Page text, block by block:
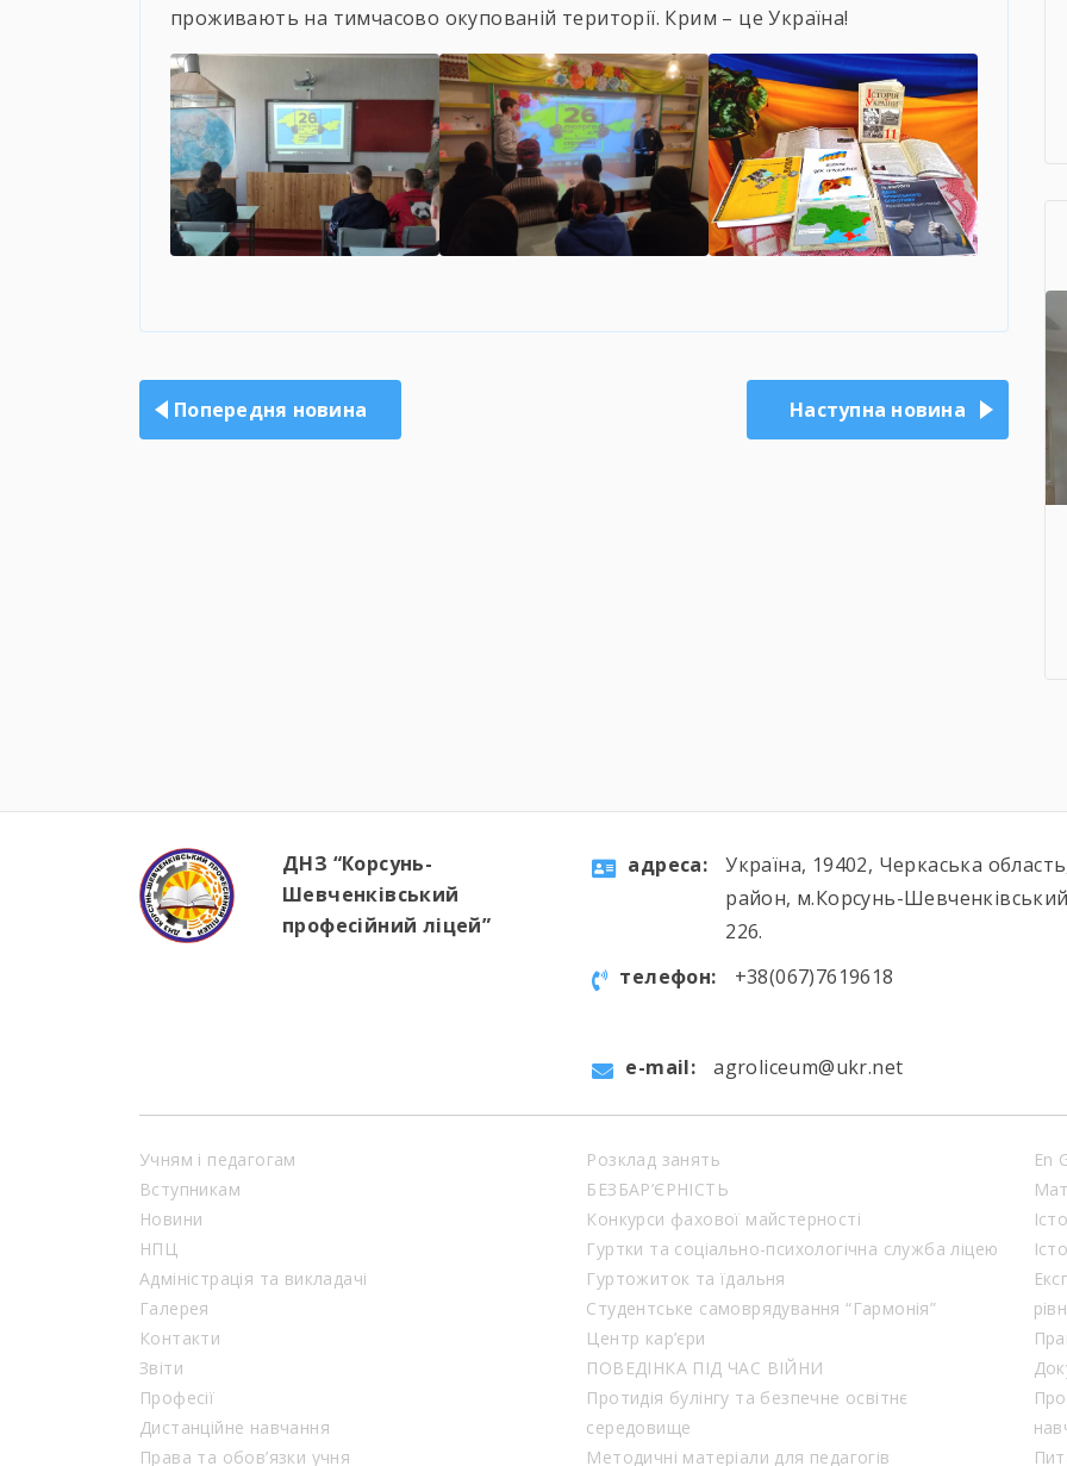
проживають на тимчасово окупованій території. Крим – це Україна!
записів
Попередня новина Наступна новина
ДНЗ “Корсунь-
Шевченківський
професійний ліцей”
aдресa:
Україна, 19402, Черкаська
район, м.Корсунь-
226.
телефон:
+38(067)7619618
e-mail: agroliceum@ukr.net
Учням і педагогам
Вступникам
Новини
НПЦ
Адміністрація та викладачі
Галерея
Контакти
Звіти
Професії
Дистанційне навчання
Права та обов’язки учня
Розклад занять
БЕЗБАР’ЄРНІСТЬ
Конкурси фахової майстерності
Гуртки та соціально-психологічна служба ліцею
Гуртожиток та їдальня
Студентське самоврядування “Гармонія”
Центр кар’єри
ПОВЕДІНКА ПІД ЧАС ВІЙНИ
Протидія булінгу та безпечне освітнє
середовище
Методичні матеріали для педагогів
En